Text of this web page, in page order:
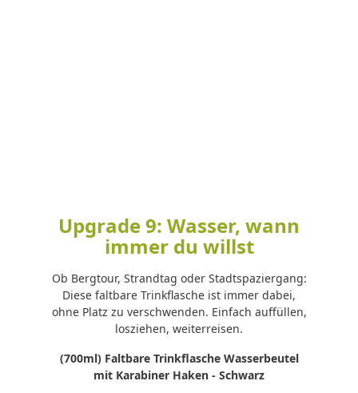
Upgrade 9: Wasser, wann
immer du willst
Ob Bergtour, Strandtag oder Stadtspaziergang:
Diese faltbare Trinkflasche ist immer dabei,
ohne Platz zu verschwenden. Einfach auffüllen,
losziehen, weiterreisen.
(700ml) Faltbare Trinkflasche Wasserbeutel
mit Karabiner Haken - Schwarz